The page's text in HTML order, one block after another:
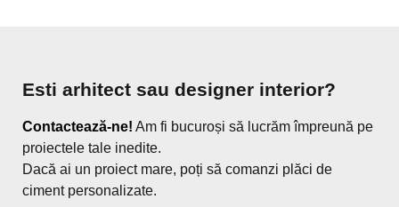
Esti arhitect sau designer interior?
Contactează-ne! Am fi bucuroși să lucrăm împreună pe
proiectele tale inedite.
Dacă ai un proiect mare, poți să comanzi plăci de
ciment personalizate.